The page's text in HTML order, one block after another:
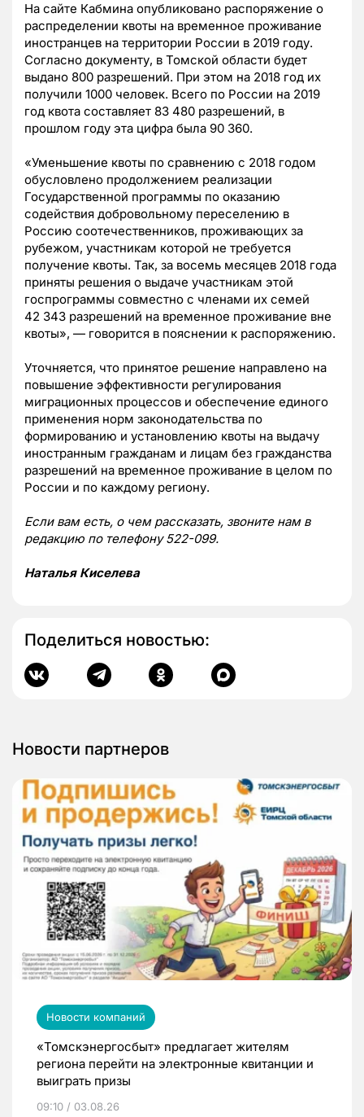
На сайте Кабмина опубликовано распоряжение о
распределении квоты на временное проживание
иностранцев на территории России в 2019 году.
Согласно документу, в Томской области будет
выдано 800 разрешений. При этом на 2018 год их
получили 1000 человек. Всего по России на 2019
год квота составляет 83 480 разрешений, в
прошлом году эта цифра была 90 360.
«Уменьшение квоты по сравнению с 2018 годом
обусловлено продолжением реализации
Государственной программы по оказанию
содействия добровольному переселению в
Россию соотечественников, проживающих за
рубежом, участникам которой не требуется
получение квоты. Так, за восемь месяцев 2018 года
приняты решения о выдаче участникам этой
госпрограммы совместно с членами их семей
42 343 разрешений на временное проживание вне
квоты», — говорится в пояснении к распоряжению.
Уточняется, что принятое решение направлено на
повышение эффективности регулирования
миграционных процессов и обеспечение единого
применения норм законодательства по
формированию и установлению квоты на выдачу
иностранным гражданам и лицам без гражданства
разрешений на временное проживание в целом по
России и по каждому региону.
Если вам есть, о чем рассказать, звоните нам в
редакцию по телефону 522-099.
Наталья Киселева
Поделиться новостью:
Новости партнеров
Новости компаний
«Томскэнергосбыт» предлагает жителям
региона перейти на электронные квитанции и
выиграть призы
09:10 / 03.08.26